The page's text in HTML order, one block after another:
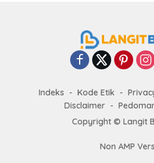
Indeks Kode Etik
Disclaimer
Copyright © Langit
Non AMP